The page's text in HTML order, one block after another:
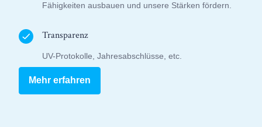
Fähigkeiten ausbauen und unsere Stärken fördern.
Transparenz
UV-Protokolle, Jahresabschlüsse, etc.
Mehr erfahren